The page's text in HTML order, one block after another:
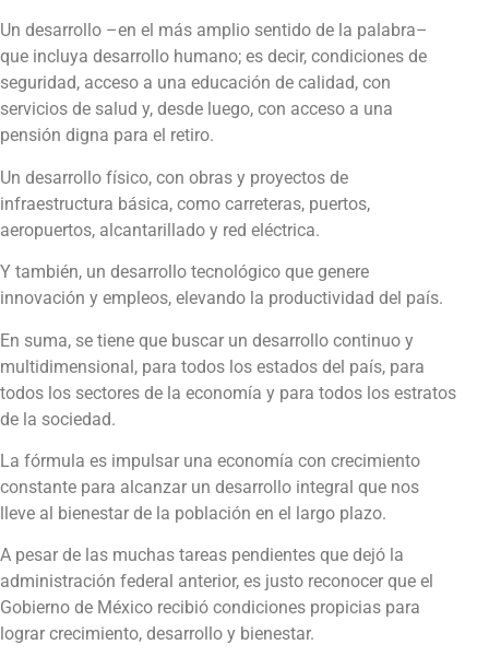
Un desarrollo –en el más amplio sentido de la palabra–
que incluya desarrollo humano; es decir, condiciones de
seguridad, acceso a una educación de calidad, con
servicios de salud y, desde luego, con acceso a una
pensión digna para el retiro.
Un desarrollo físico, con obras y proyectos de
infraestructura básica, como carreteras, puertos,
aeropuertos, alcantarillado y red eléctrica.
Y también, un desarrollo tecnológico que genere
innovación y empleos, elevando la productividad del país.
En suma, se tiene que buscar un desarrollo continuo y
multidimensional, para todos los estados del país, para
todos los sectores de la economía y para todos los estratos
de la sociedad.
La fórmula es impulsar una economía con crecimiento
constante para alcanzar un desarrollo integral que nos
lleve al bienestar de la población en el largo plazo.
A pesar de las muchas tareas pendientes que dejó la
administración federal anterior, es justo reconocer que el
Gobierno de México recibió condiciones propicias para
lograr crecimiento, desarrollo y bienestar.